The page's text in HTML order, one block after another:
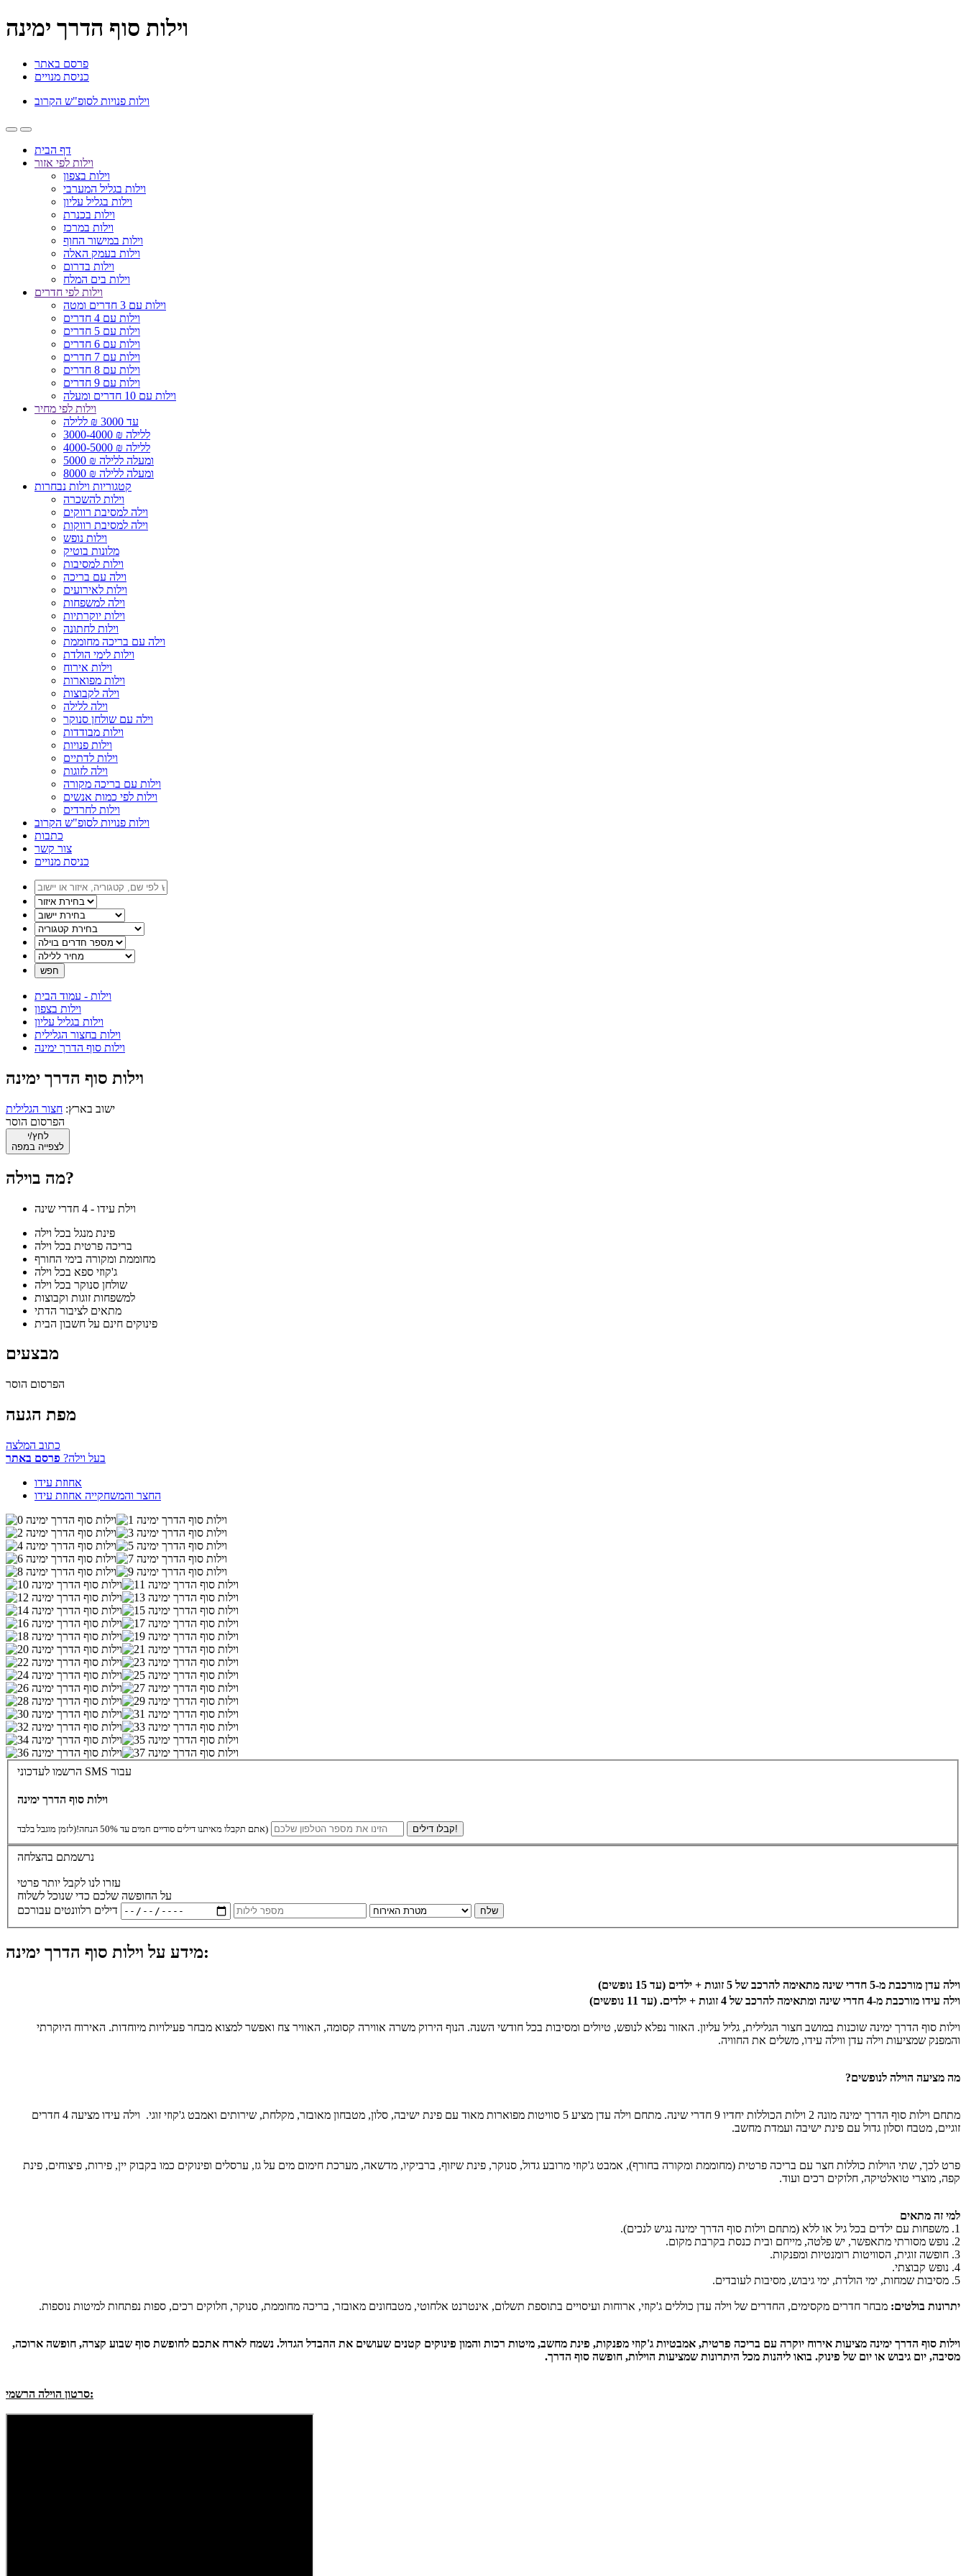
וילות סוף הדרך ימינה
פרסם באתר
כניסת מנויים
וילות פנויות לסופ"ש הקרוב
דף הבית
וילות לפי אזור
וילות בצפון
וילות בגליל המערבי
וילות בגליל עליון
וילות בכנרת
וילות במרכז
וילות במישור החוף
וילות בעמק האלה
וילות בדרום
וילות בים המלח
וילות לפי חדרים
וילות עם 3 חדרים ומטה
וילות עם 4 חדרים
וילות עם 5 חדרים
וילות עם 6 חדרים
וילות עם 7 חדרים
וילות עם 8 חדרים
וילות עם 9 חדרים
וילות עם 10 חדרים ומעלה
וילות לפי מחיר
עד 3000 ₪ ללילה
3000-4000 ₪ ללילה
4000-5000 ₪ ללילה
5000 ₪ ומעלה ללילה
8000 ₪ ומעלה ללילה
קטגוריות וילות נבחרות
וילות להשכרה
וילה למסיבת רווקים
וילה למסיבת רווקות
וילות נופש
מלונות בוטיק
וילות למסיבות
וילה עם בריכה
וילות לאירועים
וילה למשפחות
וילות יוקרתיות
וילות לחתונה
וילה עם בריכה מחוממת
וילות לימי הולדת
וילות אירוח
וילות מפוארות
וילה לקבוצות
וילה ללילה
וילה עם שולחן סנוקר
וילות מבודדות
וילות פנויות
וילות לדתיים
וילה לזוגות
וילות עם בריכה מקורה
וילות לפי כמות אנשים
וילות לחרדים
וילות פנויות לסופ"ש הקרוב
כתבות
צור קשר
כניסת מנויים
וילות - עמוד הבית
וילות בצפון
וילות בגליל עליון
וילות בחצור הגלילית
וילות סוף הדרך ימינה
וילות סוף הדרך ימינה
ישוב בארץ: חצור הגלילית
הפרסום הוסר
לחץ/י
לצפייה במפה
מה בוילה?
וילת עידו - 4 חדרי שינה
פינת מנגל בכל וילה
בריכה פרטית בכל וילה
מחוממת ומקורה בימי החורף
ג'קוזי ספא בכל וילה
שולחן סנוקר בכל וילה
למשפחות זוגות וקבוצות
מתאים לציבור הדתי
פינוקים חינם על חשבון הבית
מבצעים
הפרסום הוסר
מפת הגעה
כתוב המלצה
בעל וילה? פרסם באתר
אחוזת עידו
החצר והמשחקייה אחוזת עידו
הרשמו לעדכוני SMS עבור
וילות סוף הדרך ימינה
אתם תקבלו מאיתנו דילים סודיים חמים עד 50% הנחה!(לזמן מוגבל בלבד) קבלו דילים!
נרשמתם בהצלחה
עזרו לנו לקבל יותר פרטי
על החופשה שלכם כדי שנוכל לשלוח
שלח
מידע על וילות סוף הדרך ימינה:
וילה עדן מורכבת מ-5 חדרי שינה מתאימה להרכב של 5 זוגות + ילדים (עד 15 נופשים)
וילה עידו מורכבת מ-4 חדרי שינה ומתאימה להרכב של 4 זוגות + ילדים. (עד 11 נופשים)
וילות סוף הדרך ימינה שוכנות במושב חצור הגלילית, גליל עליון. האזור נפלא לנופש, טיולים ומסיבות בכל חודשי השנה. הנוף הירוק משרה אווירה קסומה, האוויר צח ואפשר למצוא מבחר פעילויות מיוחדות. האירוח היוקרתי
והמפנק שמציעות וילה עדן ווילה עידו, משלים את החוויה.
מה מציעה הוילה לנופשים?
מתחם וילות סוף הדרך ימינה מונה 2 וילות הכוללות יחדיו 9 חדרי שינה. מתחם וילה עדן מציע 5 סוויטות מפוארות מאוד עם פינת ישיבה, סלון, מטבחון מאובזר, מקלחת, שירותים ואמבט ג'קוזי זוגי. וילה עידו מציעה 4 חדרים
זוגיים, מטבח וסלון גדול עם פינת ישיבה ועמדת מחשב.
פרט לכך, שתי הוילות כוללות חצר עם בריכה פרטית (מחוממת ומקורה בחורף), אמבט ג'קוזי מרובע גדול, סנוקר, פינת שיזוף, ברביקיו, מדשאה, מערכת חימום מים על גז, ערסלים ופינוקים כמו בקבוק יין, פירות, פיצוחים, פינת
קפה, מוצרי טואלטיקה, חלוקים רכים ועוד.
למי זה מתאים
1. משפחות עם ילדים בכל גיל או ללא (מתחם וילות סוף הדרך ימינה נגיש לנכים).
2. נופש מסורתי מתאפשר, יש פלטה, מייחם ובית כנסת בקרבת מקום.
3. חופשה זוגית, הסוויטות רומנטיות ומפנקות.
4. נופש קבוצתי.
5. מסיבות שמחות, ימי הולדת, ימי גיבוש, מסיבות לעובדים.
יתרונות בולטים: מבחר חדרים מקסימים, החדרים של וילה עדן כוללים ג'קוזי, ארוחות ועיסויים בתוספת תשלום, אינטרנט אלחוטי, מטבחונים מאובזר, בריכה מחוממת, סנוקר, חלוקים רכים, ספות נפתחות למיטות נוספות.
וילות סוף הדרך ימינה מציעות אירוח יוקרה עם בריכה פרטית, אמבטיות ג'קוזי מפנקות, פינת מחשב, מיטות רכות והמון פינוקים קטנים שעושים את ההבדל הגדול. נשמח לארח אתכם לחופשת סוף שבוע קצרה, חופשה ארוכה,
מסיבה, יום גיבוש או יום של פינוק. בואו ליהנות מכל היתרונות שמציעות הוילות, חופשה סוף הדרך.
סרטון הוילה הרשמי: